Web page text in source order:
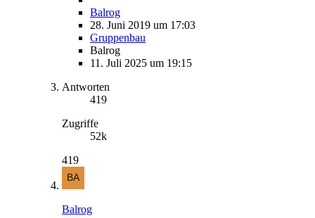
Balrog
28. Juni 2019 um 17:03
Gruppenbau
Balrog
11. Juli 2025 um 19:15
Antworten
419
Zugriffe
52k
419
Balrog